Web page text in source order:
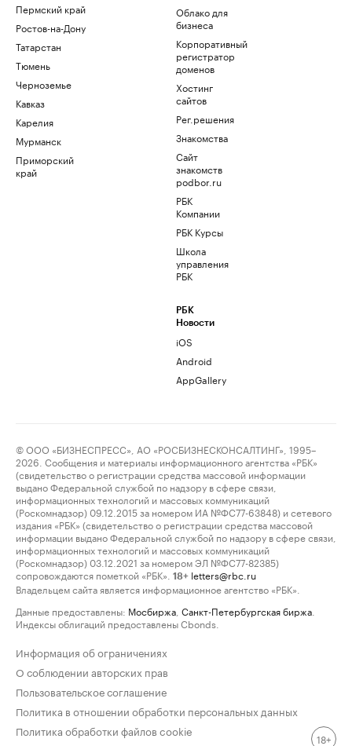
Пермский край
Ростов-на-Дону
Татарстан
Тюмень
Черноземье
Кавказ
Карелия
Мурманск
Приморский
край
Облако для
бизнеса
Корпоративный
регистратор
доменов
Хостинг
сайтов
Рег.решения
Знакомства
Сайт
знакомств
podbor.ru
РБК
Компании
РБК Курсы
Школа
управления
РБК
РБК
Новости
iOS
Android
AppGallery
© ООО «БИЗНЕСПРЕСС», АО «РОСБИЗНЕСКОНСАЛТИНГ», 1995–
2026. Сообщения и материалы информационного агентства «РБК»
(свидетельство о регистрации средства массовой информации
выдано Федеральной службой по надзору в сфере связи,
информационных технологий и массовых коммуникаций
(Роскомнадзор) 09.12.2015 за номером ИА №ФС77-63848) и сетевого
издания «РБК» (свидетельство о регистрации средства массовой
информации выдано Федеральной службой по надзору в сфере связи,
информационных технологий и массовых коммуникаций
(Роскомнадзор) 03.12.2021 за номером ЭЛ №ФС77-82385)
сопровождаются пометкой «РБК».
18+ letters@rbc.ru
Владельцем сайта является информационное агентство «РБК».
Данные предоставлены: Мосбиржа Санкт-Петербургская биржа
Индексы облигаций предоставлены Cbonds.
Информация об ограничениях
О соблюдении авторских прав
Пользовательское соглашение
Политика в отношении обработки персональных данных
Политика обработки файлов cookie
18+